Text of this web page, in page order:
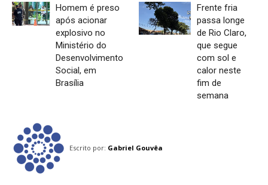
Homem é preso
após acionar
explosivo no
Ministério do
Desenvolvimento
Social, em
Brasília
Frente fria
passa longe
de Rio Claro,
que segue
com sol e
calor neste
fim de
semana
Escrito por: Gabriel Gouvêa